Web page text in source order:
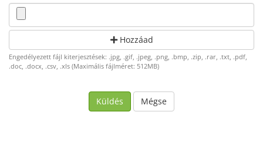
Hozzáad
Engedélyezett fájl kiterjesztések: .jpg, .gif, .jpeg, .png, .bmp, .zip, .rar, .txt, .pdf,
.doc, .docx, .csv, .xls (Maximális fájlméret: 512MB)
Mégse